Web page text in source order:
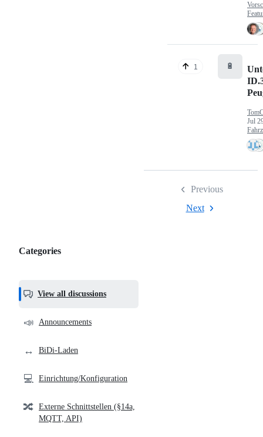
Categories,
helpful,
and
community
Categories
View all discussions
📣 Announcements
↔️ BiDi-Laden
💻 Einrichtung/Konfiguration
🔀 Externe Schnittstellen (§14a,
MQTT, API)
1 🔋
Jul
Previous
Next